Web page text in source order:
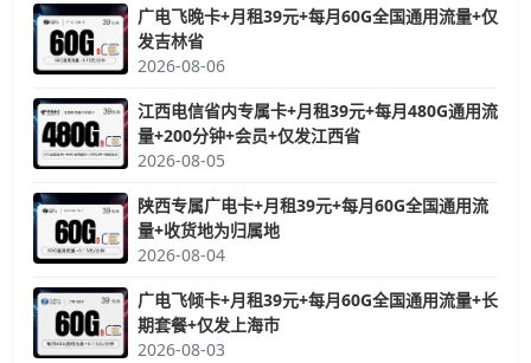
广电飞晚卡+月租39元+每月60G全国通用流量+仅
发吉林省
2026-08-06
江西电信省内专属卡+月租39元+每月480G通用流
量+200分钟+会员+仅发江西省
2026-08-05
陕西专属广电卡+月租39元+每月60G全国通用流
量+收货地为归属地
2026-08-04
广电飞倾卡+月租39元+每月60G全国通用流量+长
期套餐+仅发上海市
2026-08-03